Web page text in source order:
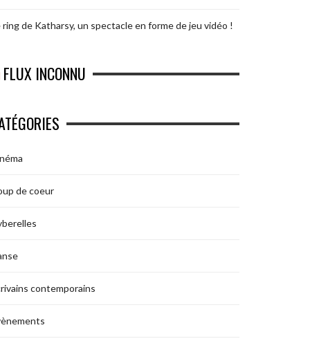
ring de Katharsy, un spectacle en forme de jeu vidéo !
FLUX INCONNU
de coeur
contemporains